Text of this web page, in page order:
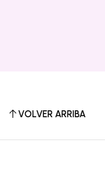
VOLVER ARRIBA